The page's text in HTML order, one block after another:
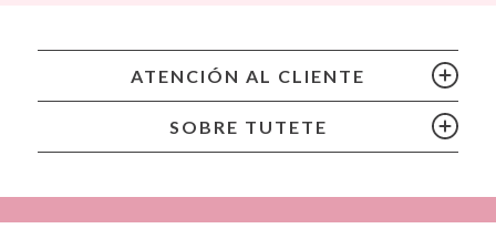
Cristina de Jos'h
ATENCIÓN AL CLIENTE
SOBRE TUTETE